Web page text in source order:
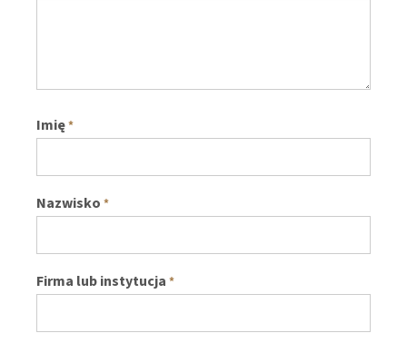
Imię*
Nazwisko *
Firma lub instytucja *